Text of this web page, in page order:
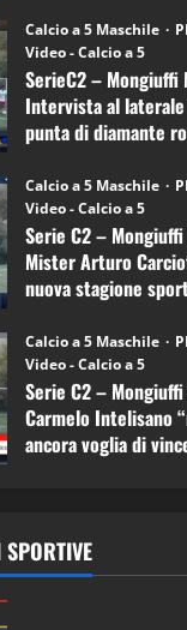
6)
–
Intervista
a
mister
Arturo
Carciotto
(Mongiuffi
Calcio a 5 Maschile
Video - Calcio a 5
SerieC2 – Mongiuffi
Intervista al
punta di diamante
Calcio a 5 Maschile
Video - Calcio a 5
Serie C2 –
Mister Arturo
nuova stagione
Calcio a 5 Maschile
Video - Calcio a 5
Serie C2 –
Carmelo Intelisano
ancora voglia di
“SportEmpire” in
(Martedi 14 Aprile
15/04/2026
“SportEmpire” in
(Martedi 07 Aprile
08/04/2026
“SportEmpire” in
(Martedi 05 Maggio
08/05/2026
28/04/2026